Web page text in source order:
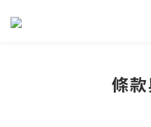
條
💬 加Line
🛡️